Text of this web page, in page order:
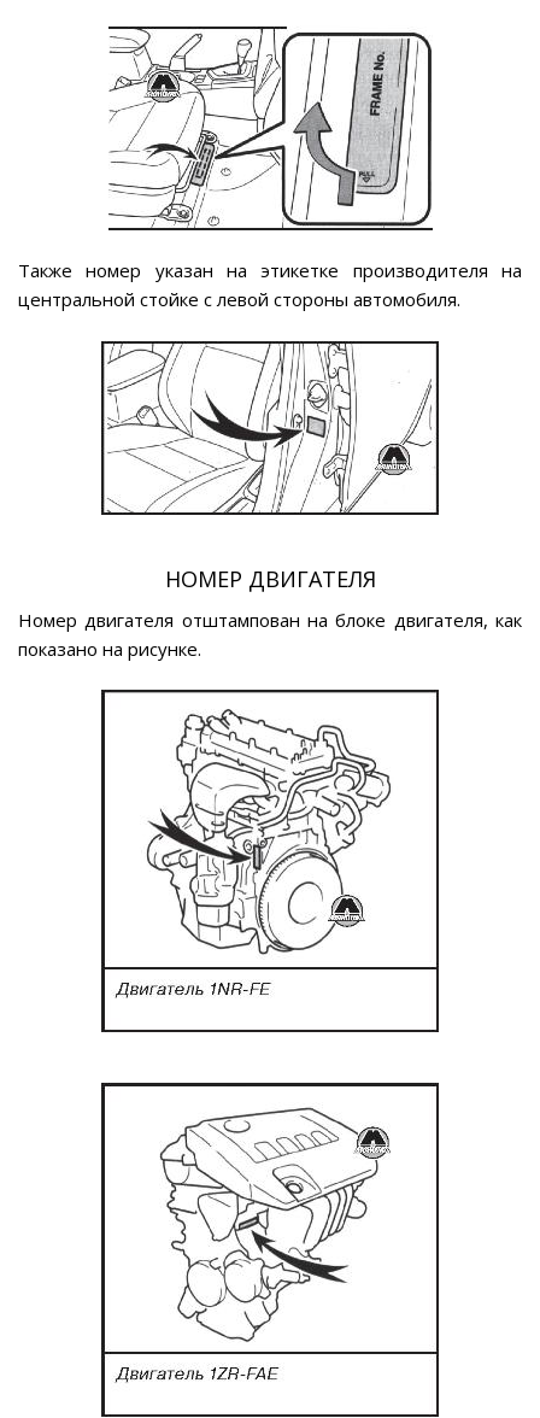
Также номер указан на этикетке производителя на
центральной стойке с левой стороны автомобиля.
НОМЕР ДВИГАТЕЛЯ
Номер двигателя отштампован на блоке двигателя, как
показано на рисунке.